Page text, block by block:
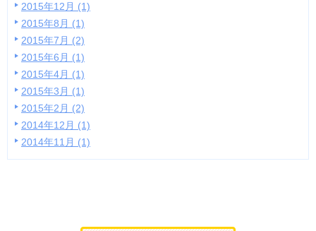
2015年12月 (1)
2015年8月 (1)
2015年7月 (2)
2015年6月 (1)
2015年4月 (1)
2015年3月 (1)
2015年2月 (2)
2014年12月 (1)
2014年11月 (1)